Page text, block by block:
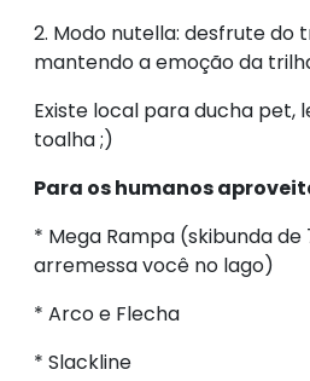
2. Modo nutella: desfrute do
mantendo a emoção da
Existe local para ducha pet,
toalha ;)
Para os humanos
* Mega Rampa (skibunda
arremessa você no lago)
* Arco e Flecha
* Slackline